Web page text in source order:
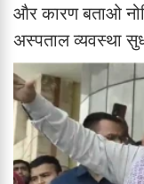
और कारण बताओ
अस्पताल व्यवस्था